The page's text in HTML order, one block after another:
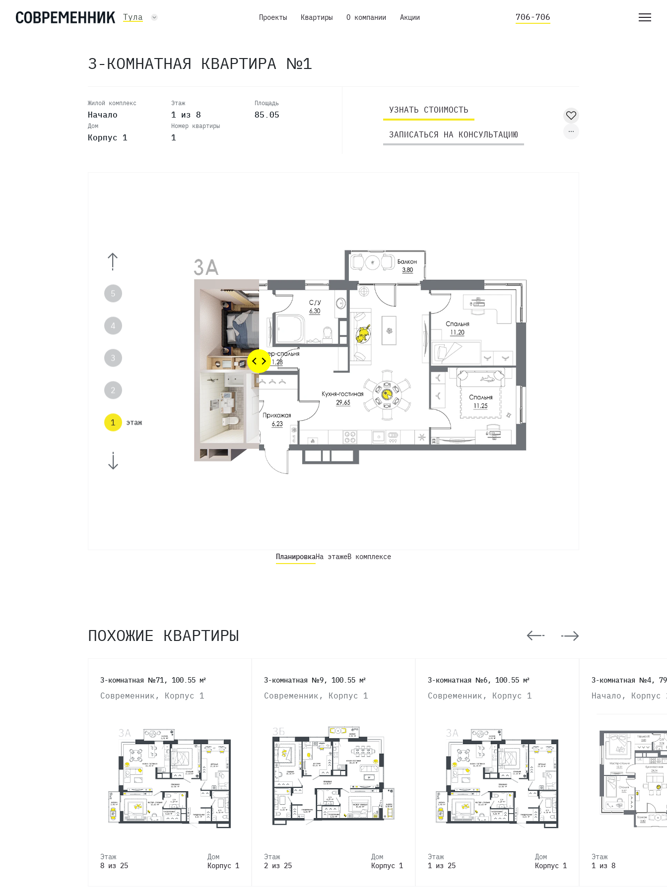
Тула Проекты Квартиры О компании Акции 706-706
3-КОМНАТНАЯ КВАРТИРА №1
Жилой комплекс
Начало
Дом
Корпус 1
Этаж
1 из 8
Номер квартиры
1
Площадь
85.05 УЗНАТЬ СТОИМОСТЬ
ЗАПИСАТЬСЯ НА КОНСУЛЬТАЦИЮ
6
5
4
3
2
1 этаж
ПланировкаНа этажеВ комплексе
ПОХОЖИЕ КВАРТИРЫ
3-комнатная №71, 100.55 м²
Современник, Корпус 1
Этаж
8 из 25
Дом
Корпус 1
3-комнатная №9, 100.55 м²
Современник, Корпус 1
Этаж
2 из 25
Дом
Корпус 1
3-комнатная №6, 100.55 м²
Современник, Корпус 1
Этаж
1 из 25
Дом
Корпус 1
3-комнатная №4,
Начало, Корпус
Этаж
1 из 8